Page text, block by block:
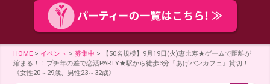
HOME > イベント >募集中 >
【50名規模】9月19日(火)恵比寿★ゲームで距離が
縮まる！！プチ年の差で恋活PARTY★駅から徒歩3分『あげパンカフェ』貸切！
《女性20～29歳、男性23～32歳》